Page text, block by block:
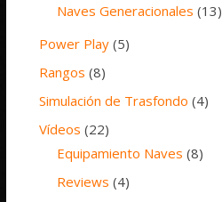
Naves Generacionales (13)
Power Play (5)
Rangos (8)
Simulación de Trasfondo (4)
Vídeos (22)
Equipamiento Naves (8)
Reviews (4)